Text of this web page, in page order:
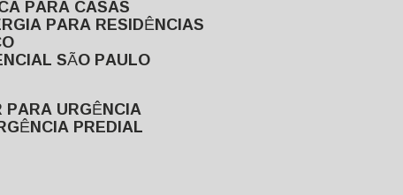
PARA CASAS
PARA RESIDÊNCIAS
SÃO PAULO
PARA URGÊNCIA
PREDIAL